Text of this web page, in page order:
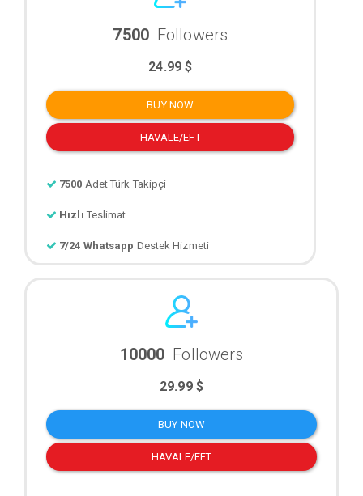
7500 Followers
24.99 $
BUY NOW
HAVALE/EFT
7500 Adet Türk Takipçi
Hızlı Teslimat
7/24 Whatsapp Destek Hizmeti
10000 Followers
29.99 $
BUY NOW
HAVALE/EFT